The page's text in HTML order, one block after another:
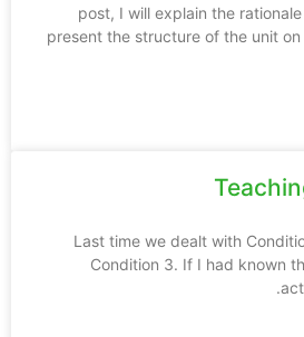
post, I will explain the
present the structure of the unit on
Last time we dealt with
Condition 3. If I had known